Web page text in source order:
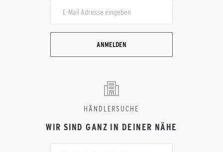
ANMELDEN
HÄNDLERSUCHE
WIR SIND GANZ IN DEINER NÄHE